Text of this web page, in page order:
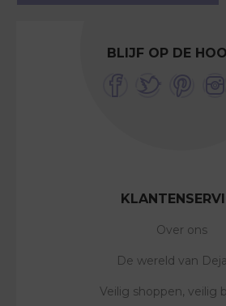
BLIJF OP DE
Over ons
De wereld van
Veilig shoppen, veilig